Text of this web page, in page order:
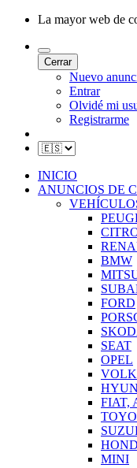
La mayor web de
Cerrar
Nuevo
Entrar
Olvidé mi
Registrarme
INICIO
ANUNCIOS DE
BMW
FORD
SEAT
OPEL
FIAT,
MINI